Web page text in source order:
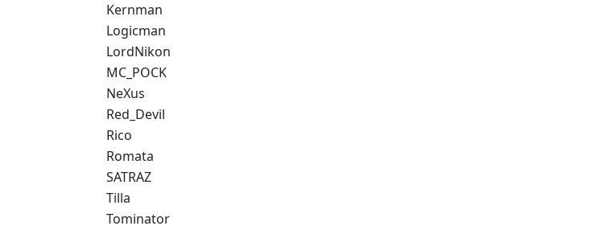
Kernman
Logicman
LordNikon
MC_POCK
NeXus
Red_Devil
Rico
Romata
SATRAZ
Tilla
Tominator